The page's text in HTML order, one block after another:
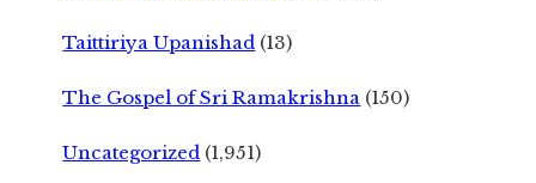
Taittiriya Upanishad (13)
The Gospel of Sri Ramakrishna (150)
Uncategorized (1,951)